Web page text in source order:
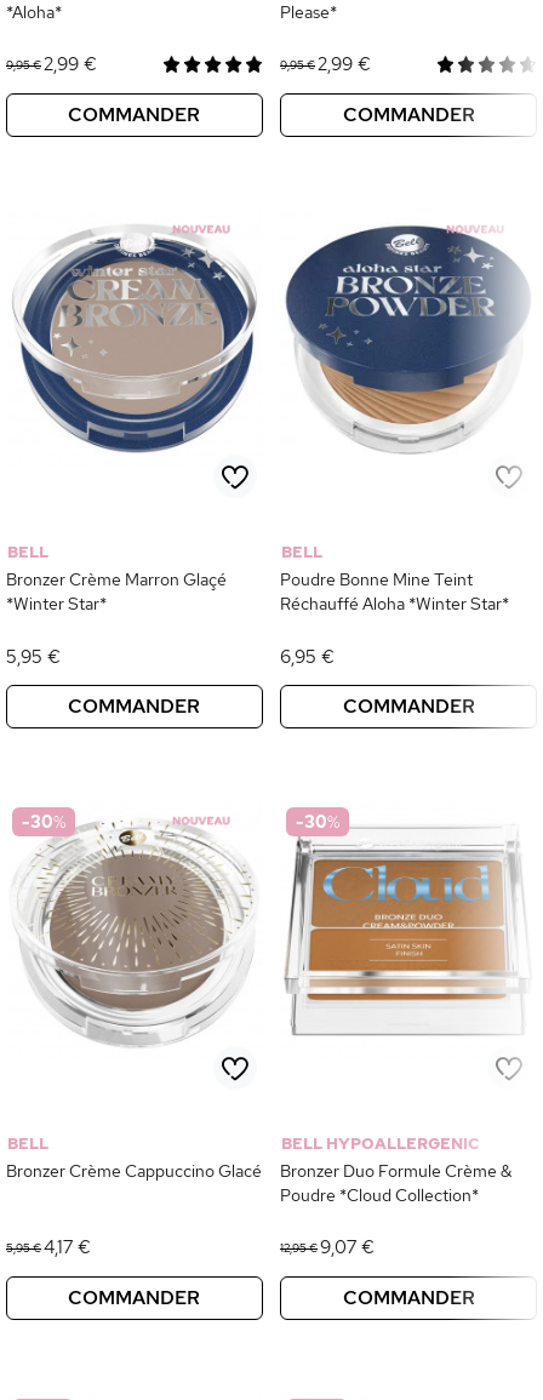
*Aloha*
9,95 €2,99 €
COMMANDER
Please*
9,95 €2,99 €
COMMANDER
BELL
Bronzer Crème Marron Glaçé
*Winter Star*
5,95 €
COMMANDER
BELL
Poudre Bonne Mine Teint
Réchauffé Aloha *Winter Star*
6,95 €
COMMANDER
-30%
BELL
Bronzer Crème Cappuccino Glacé
5,95 €4,17 €
COMMANDER
-30%
BELL HYPOALLERGENIC
Bronzer Duo Formule Crème &
Poudre *Cloud Collection*
12,95 €9,07 €
COMMANDER